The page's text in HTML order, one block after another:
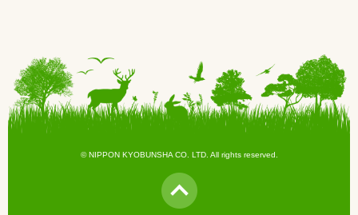
© NIPPON KYOBUNSHA CO. LTD. All rights reserved.